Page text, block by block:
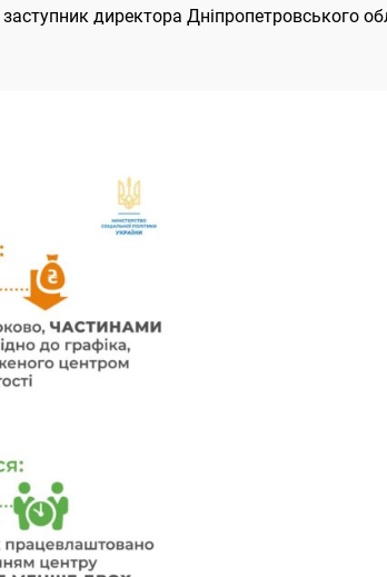
директора Дніпропетровського